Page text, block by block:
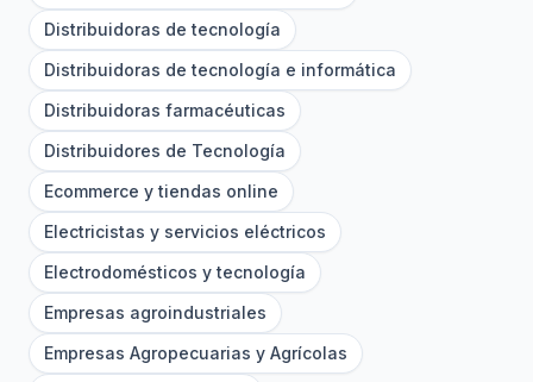
Distribuidoras de tecnología
Distribuidoras de tecnología e informática
Distribuidoras farmacéuticas
Distribuidores de Tecnología
Ecommerce y tiendas online
Electricistas y servicios eléctricos
Electrodomésticos y tecnología
Empresas agroindustriales
Empresas Agropecuarias y Agrícolas